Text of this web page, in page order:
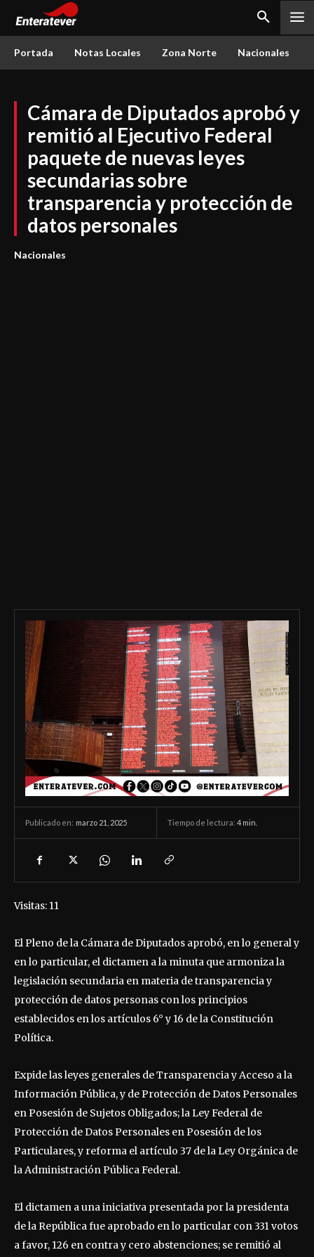
Portada Notas Locales Zona Norte Nacionales
Cámara de Diputados aprobó y
remitió al Ejecutivo Federal
paquete de nuevas leyes
secundarias sobre
transparencia y protección de
datos personales
Nacionales
Publicado en: marzo 21, 2025 Tiempo de lectura: 4 min.
Visitas: 11
El Pleno de la Cámara de Diputados aprobó, en lo general y
en lo particular, el dictamen a la minuta que armoniza la
legislación secundaria en materia de transparencia y
protección de datos personas con los principios
establecidos en los artículos 6° y 16 de la Constitución
Política.
Expide las leyes generales de Transparencia y Acceso a la
Información Pública, y de Protección de Datos Personales
en Posesión de Sujetos Obligados; la Ley Federal de
Protección de Datos Personales en Posesión de los
Particulares, y reforma el artículo 37 de la Ley Orgánica de
la Administración Pública Federal.
El dictamen a una iniciativa presentada por la presidenta
de la República fue aprobado en lo particular con 331 votos
a favor, 126 en contra y cero abstenciones; se remitió al